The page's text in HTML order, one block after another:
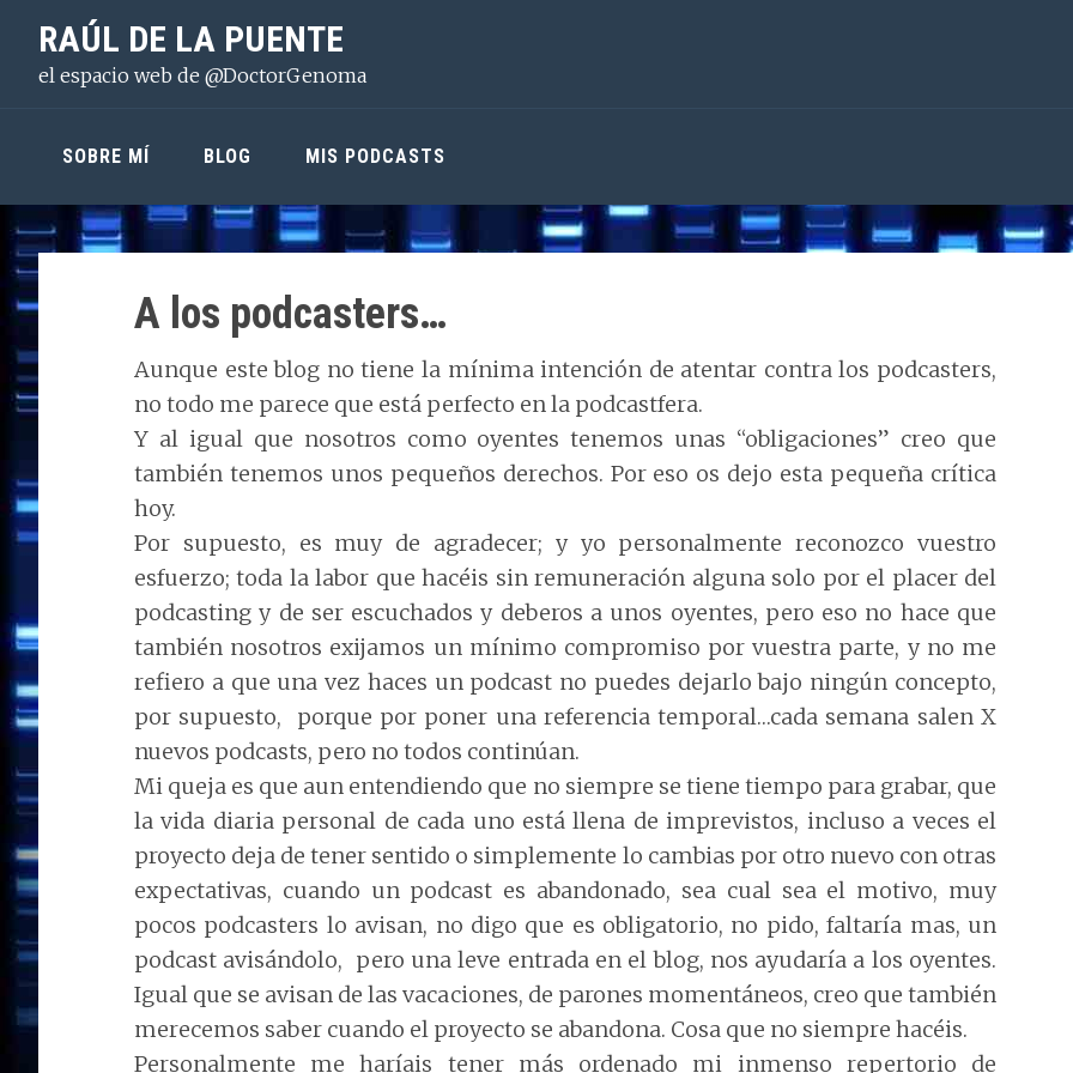
principal
contenido
lateral
RAÚL DE LA PUENTE
el espacio web de @DoctorGenoma
SOBRE MÍ BLOG MIS PODCASTS
A los podcasters…
Aunque este blog no tiene la mínima intención de atentar contra los podcasters,
no todo me parece que está perfecto en la podcastfera.
Y al igual que nosotros como oyentes tenemos unas “obligaciones” creo que
también tenemos unos pequeños derechos. Por eso os dejo esta pequeña crítica
hoy.
Por supuesto, es muy de agradecer; y yo personalmente reconozco vuestro
esfuerzo; toda la labor que hacéis sin remuneración alguna solo por el placer del
podcasting y de ser escuchados y deberos a unos oyentes, pero eso no hace que
también nosotros exijamos un mínimo compromiso por vuestra parte, y no me
refiero a que una vez haces un podcast no puedes dejarlo bajo ningún concepto,
por supuesto, porque por poner una referencia temporal…cada semana salen X
nuevos podcasts, pero no todos continúan.
Mi queja es que aun entendiendo que no siempre se tiene tiempo para grabar, que
la vida diaria personal de cada uno está llena de imprevistos, incluso a veces el
proyecto deja de tener sentido o simplemente lo cambias por otro nuevo con otras
expectativas, cuando un podcast es abandonado, sea cual sea el motivo, muy
pocos podcasters lo avisan, no digo que es obligatorio, no pido, faltaría mas, un
podcast avisándolo, pero una leve entrada en el blog, nos ayudaría a los oyentes.
Igual que se avisan de las vacaciones, de parones momentáneos, creo que también
merecemos saber cuando el proyecto se abandona. Cosa que no siempre hacéis.
Personalmente me haríais tener más ordenado mi inmenso repertorio de